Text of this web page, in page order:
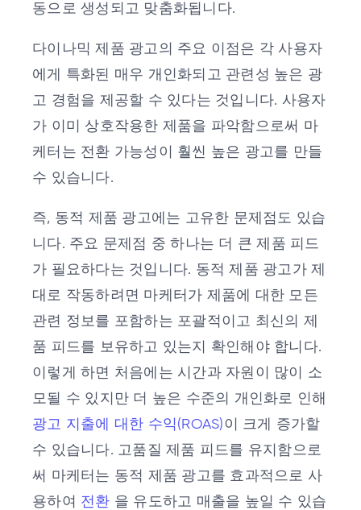
동으로 생성되고 맞춤화됩니다.
다이나믹 제품 광고의 주요 이점은 각 사용자
에게 특화된 매우 개인화되고 관련성 높은 광
고 경험을 제공할 수 있다는 것입니다. 사용자
가 이미 상호작용한 제품을 파악함으로써 마
케터는 전환 가능성이 훨씬 높은 광고를 만들
수 있습니다.
즉, 동적 제품 광고에는 고유한 문제점도 있습
니다. 주요 문제점 중 하나는 더 큰 제품 피드
가 필요하다는 것입니다. 동적 제품 광고가 제
대로 작동하려면 마케터가 제품에 대한 모든
관련 정보를 포함하는 포괄적이고 최신의 제
품 피드를 보유하고 있는지 확인해야 합니다.
이렇게 하면 처음에는 시간과 자원이 많이 소
모될 수 있지만 더 높은 수준의 개인화로 인해
광고 지출에 대한 수익(ROAS)이 크게 증가할
수 있습니다. 고품질 제품 피드를 유지함으로
써 마케터는 동적 제품 광고를 효과적으로 사
용하여 전환 을 유도하고 매출을 높일 수 있습